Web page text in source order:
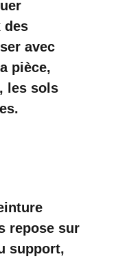
des
avec
pièce,
les sols
repose sur
support,